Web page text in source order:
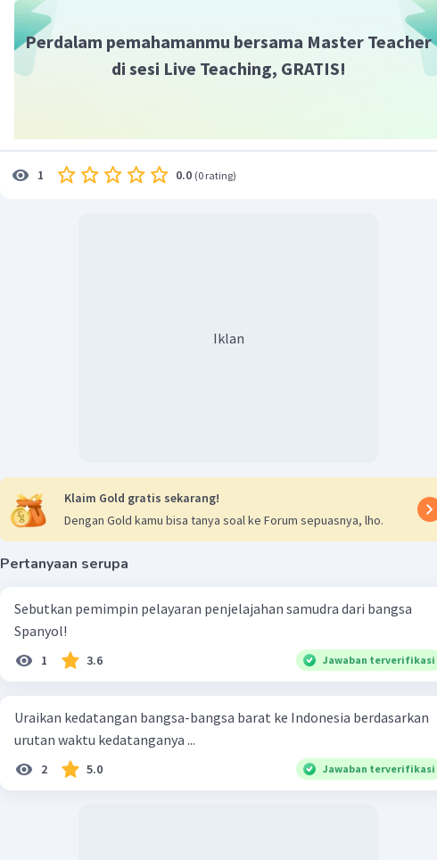
Perdalam pemahamanmu bersama Master Teacher
di sesi Live Teaching, GRATIS!
1 0.0 (0 rating)
Iklan
Klaim Gold gratis sekarang!
Dengan Gold kamu bisa tanya soal ke Forum sepuasnya, lho.
Pertanyaan serupa
Sebutkan pemimpin pelayaran penjelajahan samudra dari bangsa
Spanyol!
1 3.6 Jawaban terverifikasi
Uraikan kedatangan bangsa-bangsa barat ke Indonesia berdasarkan
urutan waktu kedatanganya ...
2 5.0 Jawaban terverifikasi